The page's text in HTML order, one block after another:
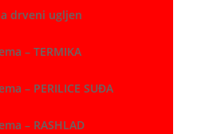
drveni ugljen
– TERMIKA
– PERILICE SUĐA
– RASHLAD